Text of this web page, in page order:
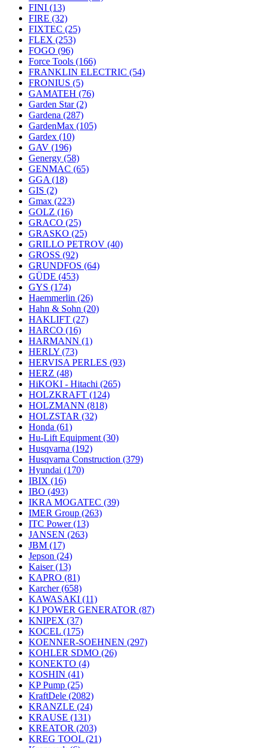
FINI (13)
FIRE (32)
FIXTEC (25)
FLEX (253)
FOGO (96)
Force Tools (166)
FRANKLIN ELECTRIC (54)
FRONIUS (5)
GAMATEH (76)
Garden Star(2)
Gardena (287)
GardenMax (105)
Gardex (10)
GAV (196)
Genergy (58)
GENMAC (65)
GGA (18)
GIS (2)
Gmax (223)
GOLZ (16)
GRACO (25)
GRASKO (25)
GRILLO PETROV (40)
GROSS (92)
GRUNDFOS (64)
GÜDE (453)
GYS (174)
Haemmerlin (26)
Hahn & Sohn (20)
HAKLIFT (27)
HARCO (16)
HARMANN (1)
HERLY (73)
HERVISA PERLES (93)
HERZ (48)
HiKOKI - Hitachi (265)
HOLZKRAFT (124)
HOLZMANN (818)
HOLZSTAR (32)
Honda (61)
Hu-Lift Equipment (30)
Husqvarna (192)
Husqvarna Construction (379)
Hyundai (170)
IBIX (16)
IBO (493)
IKRA MOGATEC (39)
IMER Group (263)
ITC Power(13)
JANSEN (263)
JBM (17)
Jepson (24)
Kaiser(13)
KAPRO (81)
Karcher(658)
KAWASAKI (11)
KJ POWER GENERATOR (87)
KNIPEX (37)
KOCEL (175)
KOENNER-SOEHNEN (297)
KOHLER SDMO (26)
KONEKTO (4)
KOSHIN (41)
KP Pump (25)
KraftDele (2082)
KRANZLE (24)
KRAUSE (131)
KREATOR (203)
KREG TOOL (21)